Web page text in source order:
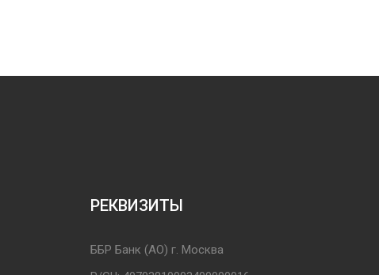
РЕКВИЗИТЫ
ББР Банк (АО) г. Москва